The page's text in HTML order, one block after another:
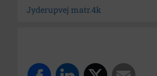
Jyderupvej matr.4k